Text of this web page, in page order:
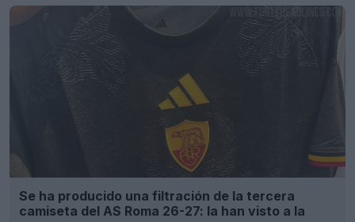
Se ha producido una filtración de la tercera
camiseta del AS Roma 26-27: la han visto a la